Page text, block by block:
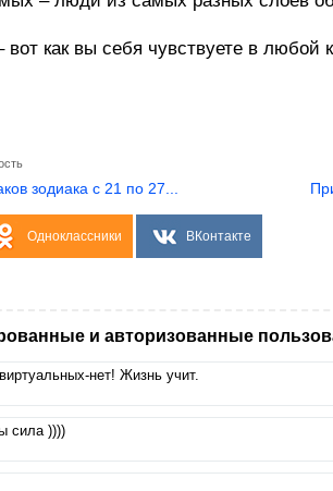
вот как вы себя чувствуете в
зодиака с 21 по 27...
Одноклассники ВКонтакте
и авторизованные
нет! Жизнь учит.
сила ))))